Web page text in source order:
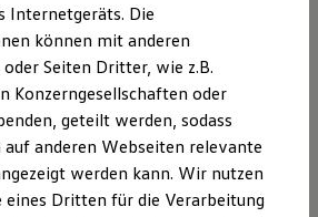
und Zielen und
als Person und nicht nur als
Diese Erfahrung hat mir
berufliche Perspektive eröffnet,
Augen geführt, welche Bedeutung die
Komponente im Recruiting hat. Diese
ein wichtiger Motivator für die
mit Bewerberinnen und
Internetgeräts. Die
können mit anderen
Seiten Dritter, wie z.B.
Konzerngesellschaften oder
geteilt werden, sodass
auf anderen Webseiten relevante
werden kann. Wir nutzen
eines Dritten für die Verarbeitung